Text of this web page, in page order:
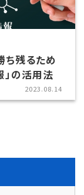
ち残るため
」の活用法
2023.08.14